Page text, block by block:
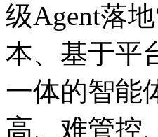
级Agent落地
本、基于
一体的智能
高、难管